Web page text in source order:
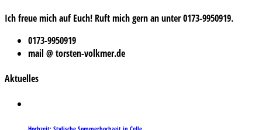
Ich freue mich auf Euch! Ruft mich gern an unter 0173-9950919.
0173-9950919
mail @ torsten-volkmer.de
Aktuelles